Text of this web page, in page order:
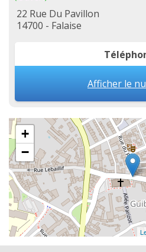
22 Rue Du Pavillon
14700 - Falaise
Afficher le
+
−